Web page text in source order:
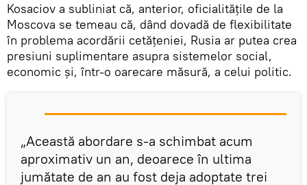
Kosaciov a subliniat că, anterior, oficialitățile de la
Moscova se temeau că, dând dovadă de flexibilitate
în problema acordării cetățeniei, Rusia ar putea crea
presiuni suplimentare asupra sistemelor social,
economic și, într-o oarecare măsură, a celui politic.
„Această abordare s-a schimbat acum
aproximativ un an, deoarece în ultima
jumătate de an au fost deja adoptate trei